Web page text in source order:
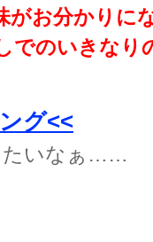
お分かりに
でのいきなり
グ<<
たいなぁ……